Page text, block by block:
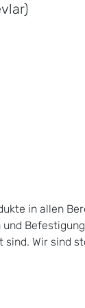
in allen
und
Wir sind